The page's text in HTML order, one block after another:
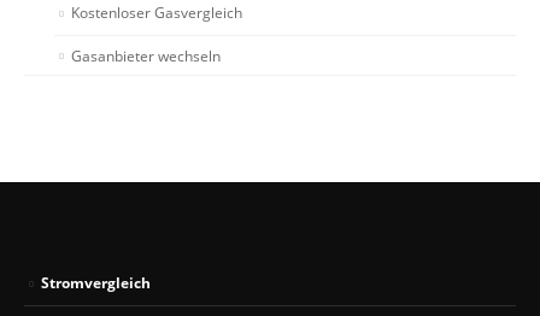
Kostenloser Gasvergleich
Gasanbieter wechseln
Stromvergleich